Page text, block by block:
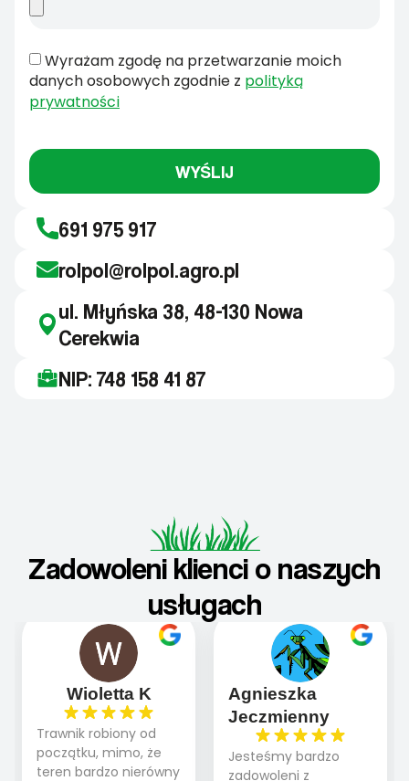
Wyrażam zgodę na przetwarzanie moich
danych osobowych zgodnie z polityką
prywatności
WYŚLIJ
691 975 917
rolpol@rolpol.agro.pl
ul. Młyńska 38, 48-130 Nowa
Cerekwia
NIP: 748 158 41 87
Zadowoleni klienci o naszych
usługach
Wioletta K
Trawnik robiony od
początku, mimo, że
teren bardzo nierówny
Agnieszka
Jeczmienny
Jesteśmy bardzo
zadowoleni z